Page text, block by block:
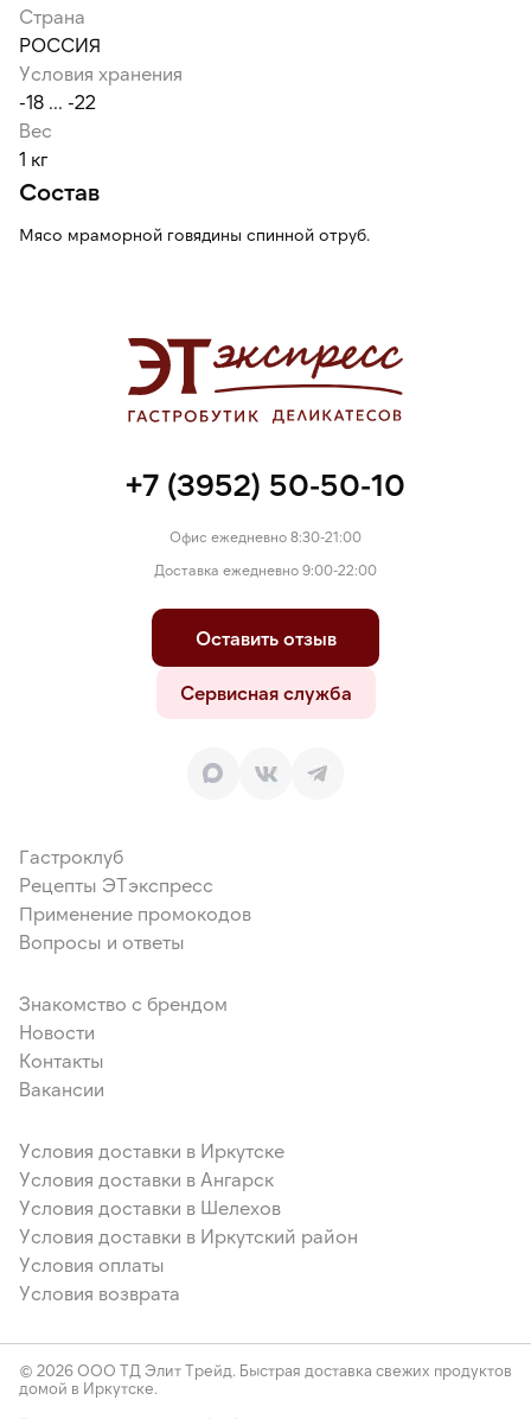
Страна
РОССИЯ
Условия хранения
-18 ... -22
Вес
1 кг
Состав
Мясо мраморной говядины спинной отруб.
+7 (3952) 50-50-10
Офис ежедневно 8:30-21:00
Доставка ежедневно 9:00-22:00
Оставить отзыв
Сервисная служба
Гастроклуб
Рецепты ЭТэкспресс
Применение промокодов
Вопросы и ответы
Знакомство с брендом
Новости
Контакты
Вакансии
Условия доставки в Иркутске
Условия доставки в Ангарск
Условия доставки в Шелехов
Условия доставки в Иркутский район
Условия оплаты
Условия возврата
© 2026 ООО ТД Элит Трейд. Быстрая доставка свежих продуктов
домой в Иркутске.